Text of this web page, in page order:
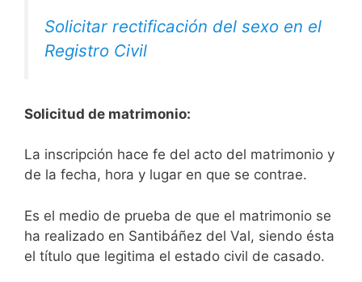
Solicitar rectificación del sexo en el
Registro Civil
Solicitud de matrimonio:
La inscripción hace fe del acto del matrimonio y
de la fecha, hora y lugar en que se contrae.
Es el medio de prueba de que el matrimonio se
ha realizado en Santibáñez del Val, siendo ésta
el título que legitima el estado civil de casado.